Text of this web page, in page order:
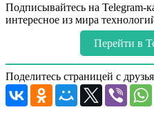
Подписывайтесь на Telegram-
интересное из мира
Перейти в
Поделитесь страницей с